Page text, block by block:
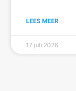
LEES MEER
17 juli 2026